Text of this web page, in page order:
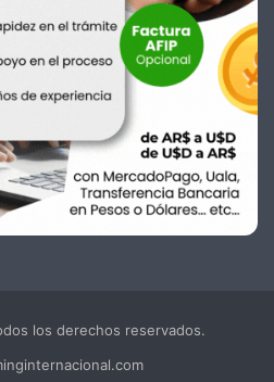
los derechos reservados.